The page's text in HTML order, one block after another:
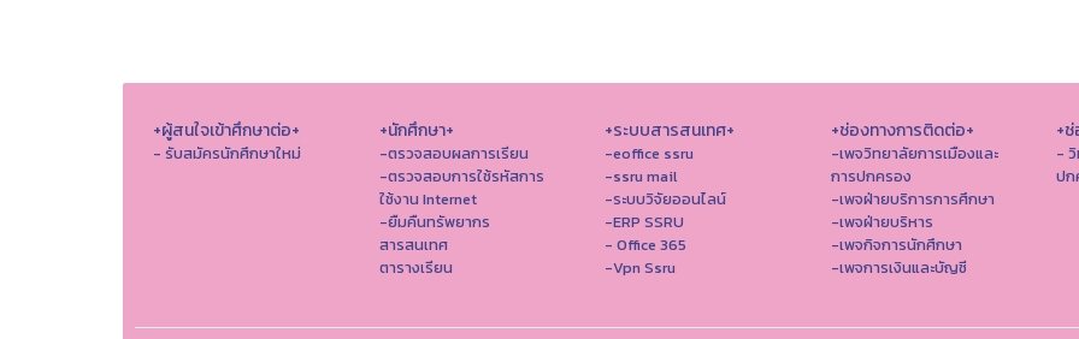
+ผู้สนใจเข้าศึกษาต่อ+
- รับสมัครนักศึกษาใหม่
+นักศึกษา+
-ตรวจสอบผลการเรียน
-ตรวจสอบการใช้รหัสการ
ใช้งาน Internet
-ยืมคืนทรัพยากร
สารสนเทศ
ตารางเรียน
+ระบบสารสนเทศ+
-eoffice ssru
-ssru mail
-ระบบวิจัยออนไลน์
-ERP SSRU
- Office 365
-Vpn Ssru
+ช่องทางการติดต่อ+
-เพจวิทยาลัยการเมืองและ
การปกครอง
-เพจฝ่ายบริการการศึกษา
-เพจฝ่ายบริหาร
-เพจกิจการนักศึกษา
-เพจการเงินและบัญชี
+
- วิ
ปก